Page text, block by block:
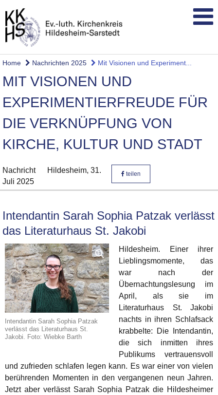
Home Nachrichten 2025 Mit Visionen und Experiment...
MIT VISIONEN UND
EXPERIMENTIERFREUDE FÜR
DIE VERKNÜPFUNG VON
KIRCHE, KULTUR UND STADT
Nachricht Hildesheim, 31.
Juli 2025
teilen
Intendantin Sarah Sophia Patzak verlässt
das Literaturhaus St. Jakobi
Intendantin Sarah Sophia Patzak
verlässt das Literaturhaus St.
Jakobi. Foto: Wiebke Barth
Hildesheim. Einer ihrer
Lieblingsmomente, das
war nach der
Übernachtungslesung im
April, als sie im
Literaturhaus St. Jakobi
nachts in ihren Schlafsack
krabbelte: Die Intendantin,
die sich inmitten ihres
Publikums vertrauensvoll
und zufrieden schlafen legen kann. Es war einer von vielen
berührenden Momenten in den vergangenen neun Jahren.
Jetzt aber verlässt Sarah Sophia Patzak die Hildesheimer